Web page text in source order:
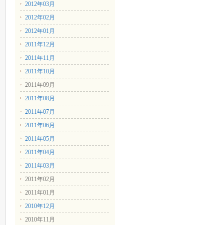
2012年03月
2012年02月
2012年01月
2011年12月
2011年11月
2011年10月
2011年09月
2011年08月
2011年07月
2011年06月
2011年05月
2011年04月
2011年03月
2011年02月
2011年01月
2010年12月
2010年11月